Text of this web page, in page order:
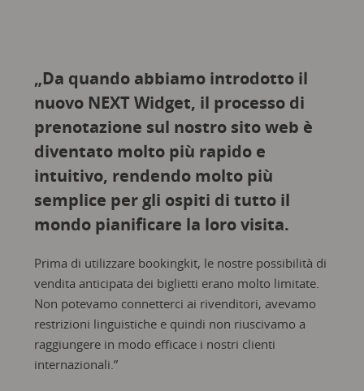
„Da quando abbiamo introdotto il
nuovo NEXT Widget, il processo di
prenotazione sul nostro sito web è
diventato molto più rapido e
intuitivo, rendendo molto più
semplice per gli ospiti di tutto il
mondo pianificare la loro visita.
Prima di utilizzare bookingkit, le nostre possibilità di
vendita anticipata dei biglietti erano molto limitate.
Non potevamo connetterci ai rivenditori, avevamo
restrizioni linguistiche e quindi non riuscivamo a
raggiungere in modo efficace i nostri clienti
internazionali.”